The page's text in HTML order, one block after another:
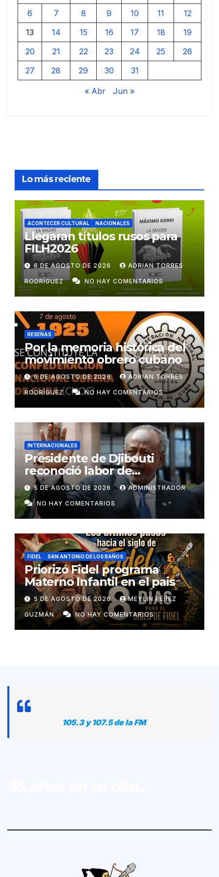
6
7 8 9 10 11
12
13
14 15 16 17 18
19
20
21 22 23 24 25
26
27
28 29 30 31
« Abr Jun »
Lo más reciente
ACONTECER CULTURAL NACIONALES
Llegaran títulos rusos para
FILH2026
6 DE AGOSTO DE 2026 ADRIAN TORRES
RODRÍGUEZ NO HAY COMENTARIOS
RESEÑAS
Por la memoria histórica del
movimiento obrero cubano
6 DE AGOSTO DE 2026 ADRIAN TORRES
RODRÍGUEZ NO HAY COMENTARIOS
INTERNACIONALES
Presidente de Djibouti
reconoció labor de
colaboradores de Cuba
5 DE AGOSTO DE 2026 ADMINISTRADOR
NO HAY COMENTARIOS
FIDEL SAN ANTONIO DE LOS BAÑOS
Priorizó Fidel programa
Materno Infantil en el pais
5 DE AGOSTO DE 2026 MEYLIN PÉREZ
GUZMÁN NO HAY COMENTARIOS
105.3 y 107.5 de la FM